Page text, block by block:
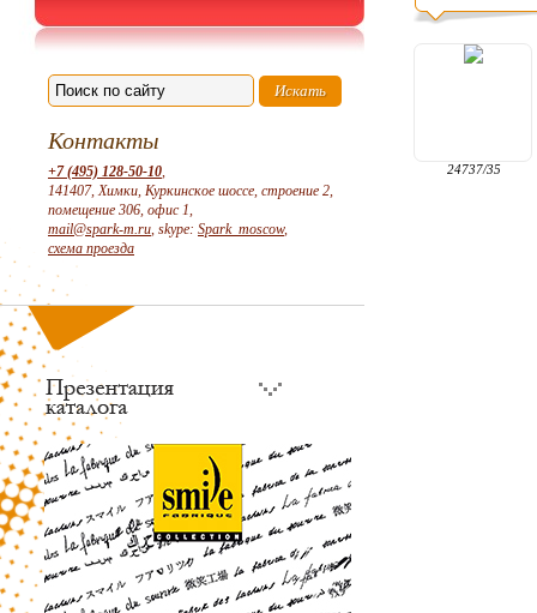
Контакты
+7 (495) 128-50-10,
141407, Химки, Куркинское шоссе, строение 2,
помещение 306, офис 1,
mail@spark-m.ru, skype: Spark_moscow,
схема проезда
24737/35